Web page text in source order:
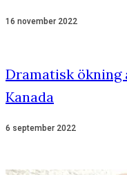
16 november 2022
Dramatisk
Kanada
6 september 2022